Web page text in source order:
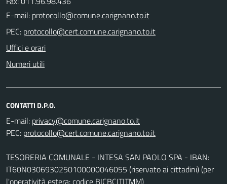
E-mail:
PEC:
Uffici e orari
Numeri utili
CONTATTI D.P.O.
E-mail:
PEC:
TESORERIA COMUNALE - INTESA SAN PAOLO SPA - IBAN:
IT60N0306930250100000046055 (riservato ai cittadini) (per
l'operatività estera: codice BICBCITITMM)